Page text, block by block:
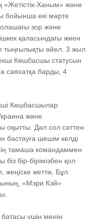
Ханым» және
екі мәрте
зор және
қаласындағы жиен
тыңғылықты әйел. 3 жыл
Көшбасшы статусын
саяхатқа барды, 4
Көшбасшылар
және
оқытты. Дәл сол сәттен
бастауға шешім келді
тамаша командаммен
бір-бірімізбен қол
жеңіске жеттік. Бұл
«Мэри Кэй»
үшін менің